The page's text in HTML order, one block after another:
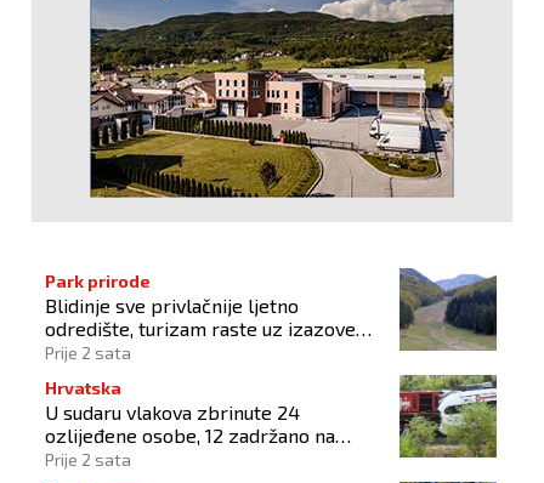
Park prirode
Blidinje sve privlačnije ljetno
odredište, turizam raste uz izazove
očuvanja prirode
Prije 2 sata
Hrvatska
U sudaru vlakova zbrinute 24
ozlijeđene osobe, 12 zadržano na
liječenju
Prije 2 sata